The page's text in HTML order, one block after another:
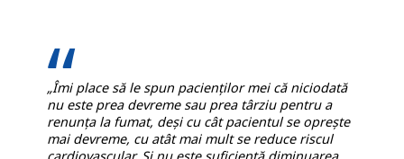
„Îmi place să le spun pacienților mei că niciodată
nu este prea devreme sau prea târziu pentru a
renunța la fumat, deși cu cât pacientul se oprește
mai devreme, cu atât mai mult se reduce riscul